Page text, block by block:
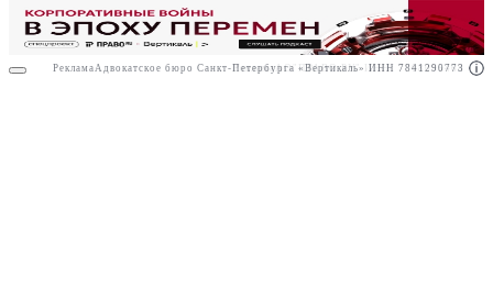
РекламаАО"ПРАВО.РУ" ИНН: 7708095468
Реклама Адвокатское бюро Санкт-Петербурга «Вертикаль» ИНН 7841290773